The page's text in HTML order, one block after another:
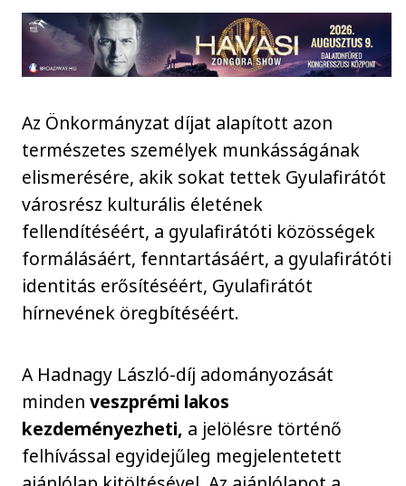
Az Önkormányzat díjat alapított azon
természetes személyek munkásságának
elismerésére, akik sokat tettek Gyulafirátót
városrész kulturális életének
fellendítéséért, a gyulafirátóti közösségek
formálásáért, fenntartásáért, a gyulafirátóti
identitás erősítéséért, Gyulafirátót
hírnevének öregbítéséért.
A Hadnagy László-díj adományozását
mindenveszprémi lakos
kezdeményezheti, a jelölésre történő
felhívással egyidejűleg megjelentetett